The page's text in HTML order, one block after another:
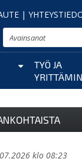
|
Etsi
TYÖ JA
klo 08:23